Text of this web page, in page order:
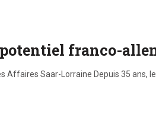
franco-
Saar-Lorraine Depuis 35 ans,